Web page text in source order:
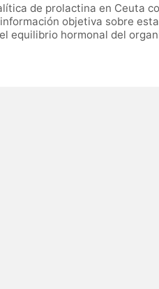
de prolactina en Ceuta
objetiva sobre
equilibrio hormonal del